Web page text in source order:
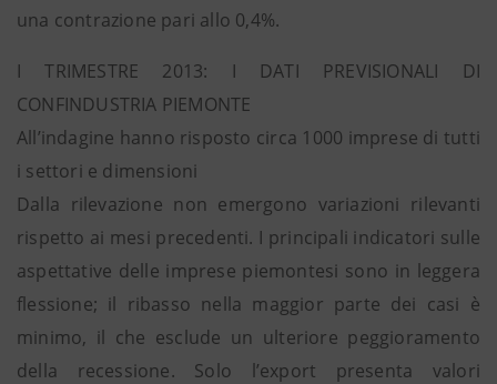
una contrazione pari allo 0,4%.
I TRIMESTRE 2013: I DATI PREVISIONALI DI
CONFINDUSTRIA PIEMONTE
All’indagine hanno risposto circa 1000 imprese di tutti
i settori e dimensioni
Dalla rilevazione non emergono variazioni rilevanti
rispetto ai mesi precedenti. I principali indicatori sulle
aspettative delle imprese piemontesi sono in leggera
flessione; il ribasso nella maggior parte dei casi è
minimo, il che esclude un ulteriore peggioramento
della recessione. Solo l’export presenta valori